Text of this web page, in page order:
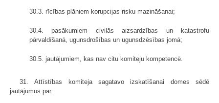
30.3. rīcības plāniem korupcijas risku mazināšanai;
30.4. pasākumiem civilās aizsardzības un katastrofu
pārvaldīšanā, ugunsdrošības un ugunsdzēsības jomā;
30.5. jautājumiem, kas nav citu komiteju kompetencē.
31. Attīstības komiteja sagatavo izskatīšanai domes sēdē
jautājumus par: